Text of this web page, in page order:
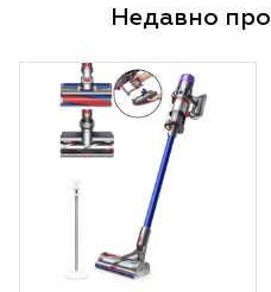
Недавно